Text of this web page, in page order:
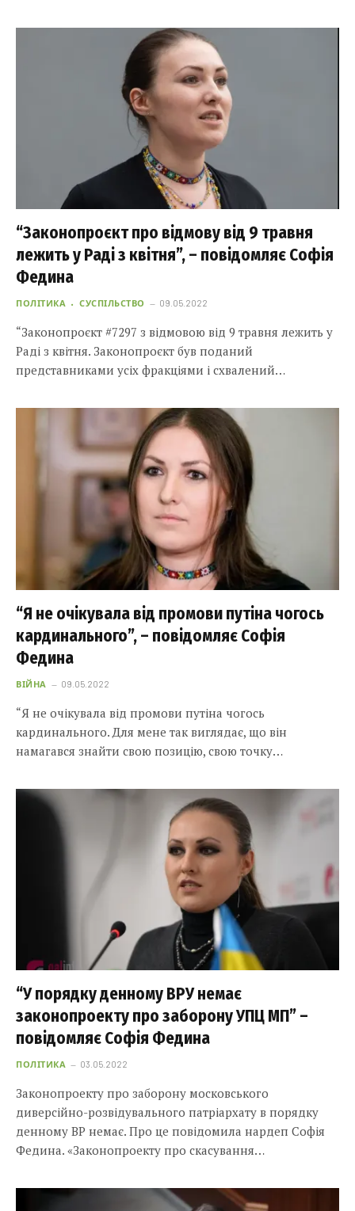
“Законопроєкт про відмову від 9 травня
лежить у Раді з квітня”, – повідомляє Софія
Федина
ПОЛІТИКА СУСПІЛЬСТВО 09.05.2022
“Законопроєкт #7297 з відмовою від 9 травня лежить у
Раді з квітня. Законопроєкт був поданий
представниками усіх фракціями і схвалений…
“Я не очікувала від промови путіна чогось
кардинального”, – повідомляє Софія
Федина
ВІЙНА 09.05.2022
“Я не очікувала від промови путіна чогось
кардинального. Для мене так виглядає, що він
намагався знайти свою позицію, свою точку…
“У порядку денному ВРУ немає
законопроекту про заборону УПЦ МП” –
повідомляє Софія Федина
ПОЛІТИКА 03.05.2022
Законопроекту про заборону московського
диверсійно-розвідувального патріархату в порядку
денному ВР немає. Про це повідомила нардеп Софія
Федина. «Законопроекту про скасування…